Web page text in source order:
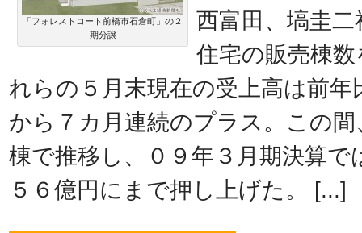
「フォレストコート前橋市石倉町」の２
期分譲
西富田、塙圭
住宅の販売棟
れらの５月末現在の受上高は前
から７カ月連続のプラス。この
棟で推移し、０９年３月期決算
５６億円にまで押し上げた。 [...]